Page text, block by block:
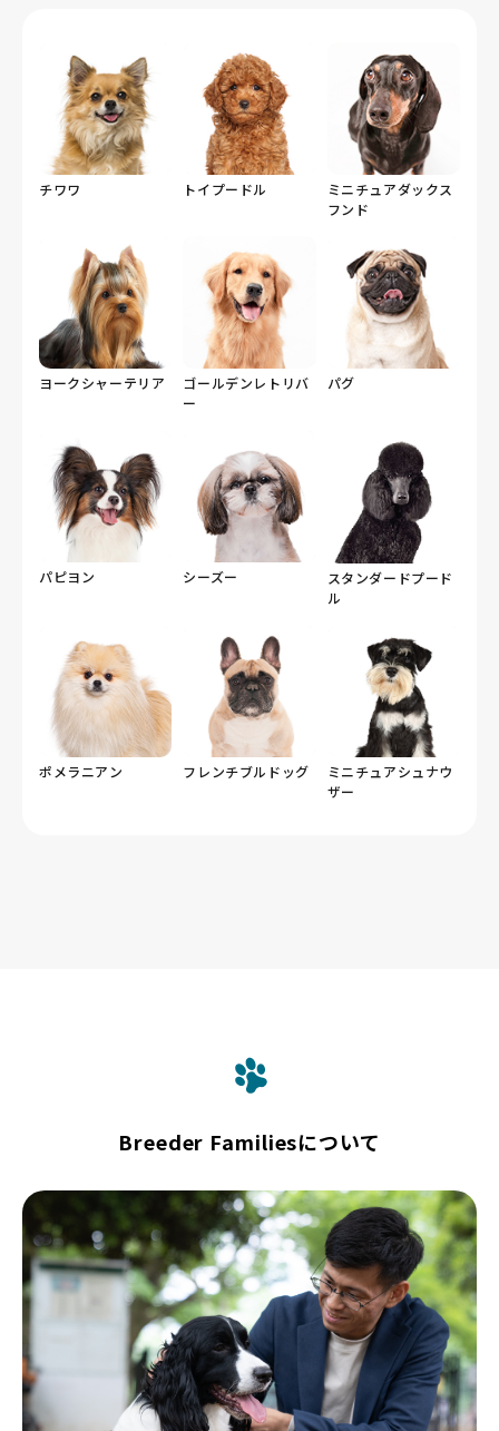
チワワ トイプードル
ミニチュアダックス
フンド
ヨークシャーテリア
ゴールデンレトリバ
ー
パグ
パピヨン シーズー
スタンダードプード
ル
ポメラニアン フレンチブルドッグ
ミニチュアシュナウ
ザー
Breeder Familiesについて